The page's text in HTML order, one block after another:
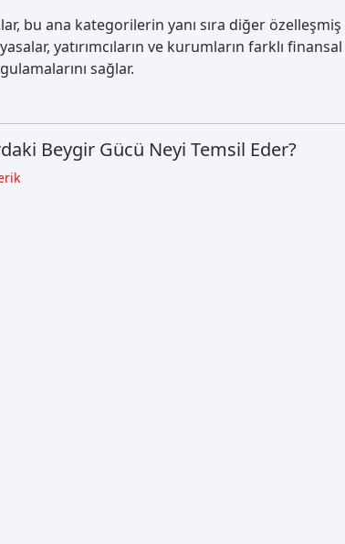
bu ana kategorilerin yanı sıra diğer
yatırımcıların ve kurumların farklı
sağlar.
Beygir Gücü Neyi Temsil Eder?